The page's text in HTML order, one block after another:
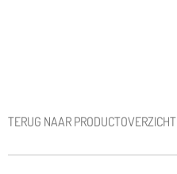
TERUG NAAR PRODUCTOVERZICHT